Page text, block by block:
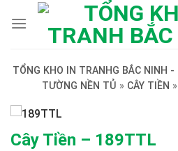
TỔNG KHO IN TRANHG BẮC NINH
TƯỜNG NỀN TỦ » CÂY TIỀN »
Cây Tiền – 189TTL